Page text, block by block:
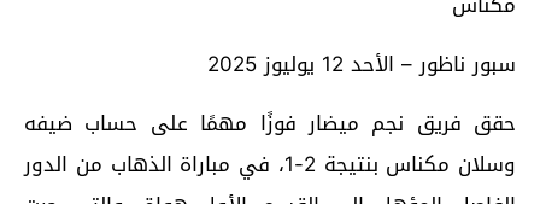
سبور ناظور – الأحد 12 يوليوز 2025
حقق فريق نجم ميضار فوزًا مهمًا على حساب ضيفه
وسلان مكناس بنتيجة 2-1، في مباراة الذهاب من الدور